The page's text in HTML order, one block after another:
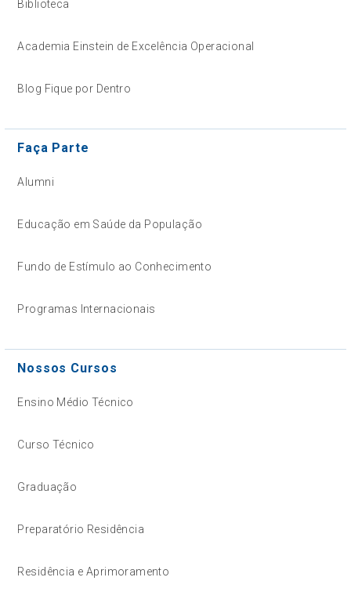
Biblioteca
Academia Einstein de Excelência Operacional
Blog Fique por Dentro
Faça Parte
Alumni
Educação em Saúde da População
Fundo de Estímulo ao Conhecimento
Programas Internacionais
Nossos Cursos
Ensino Médio Técnico
Curso Técnico
Graduação
Preparatório Residência
Residência e Aprimoramento